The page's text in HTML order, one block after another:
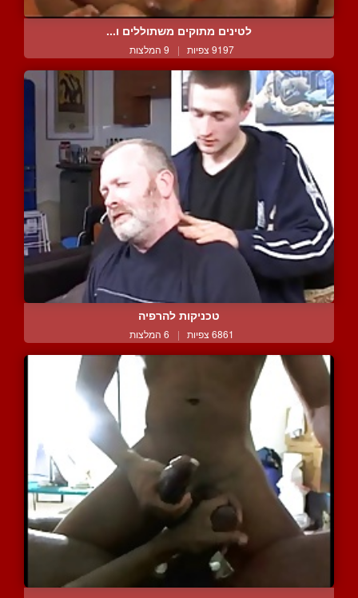
לטינים מתוקים משתוללים ו...
9197 צפיות | 9 המלצות
טכניקות להרפיה
6861 צפיות | 6 המלצות